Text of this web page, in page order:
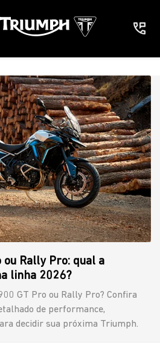
ou Rally Pro: qual a
linha 2026?
GT Pro ou Rally Pro? Confira
de performance,
decidir sua próxima Triumph.